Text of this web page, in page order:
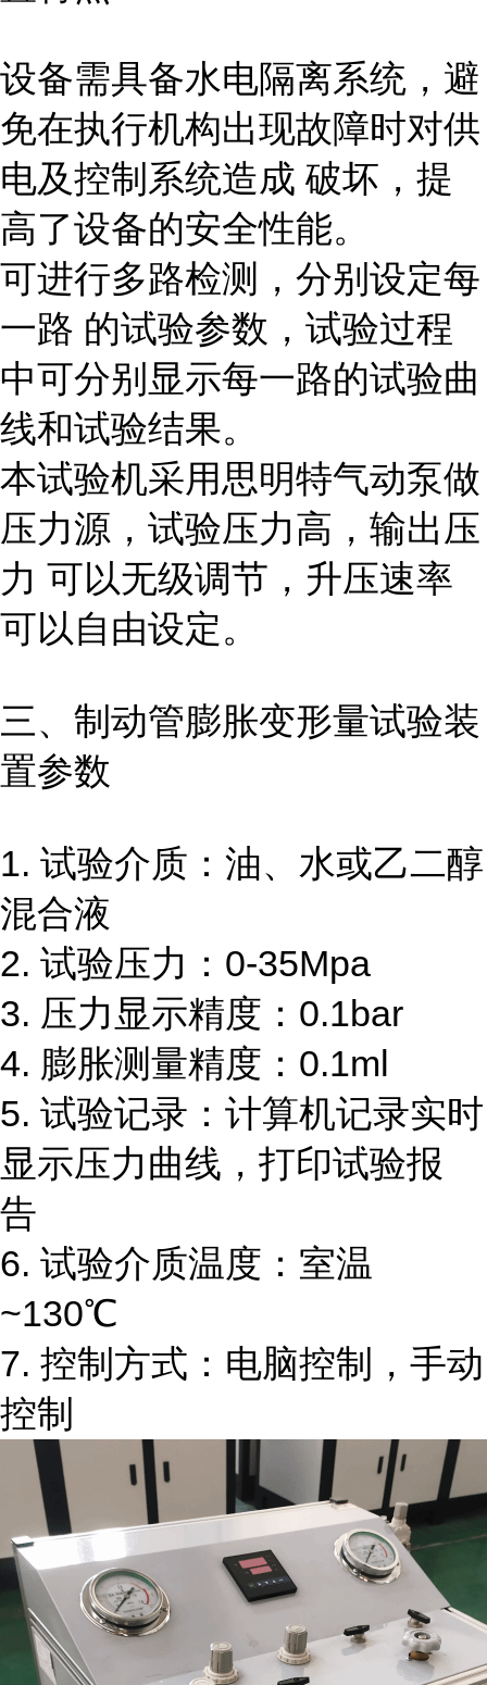
设备需具备水电隔离系统，避
免在执行机构出现故障时对供
电及控制系统造成 破坏，提
高了设备的安全性能。
可进行多路检测，分别设定每
一路 的试验参数，试验过程
中可分别显示每一路的试验曲
线和试验结果。
本试验机采用思明特气动泵做
压力源，试验压力高，输出压
力 可以无级调节，升压速率
可以自由设定。
三、 制动管膨胀变形量试验装
置参数
1. 试验介质：油、水或乙二醇
混合液
2. 试验压力：0-35Mpa
3. 压力显示精度：0.1bar
4. 膨胀测量精度：0.1ml
5. 试验记录：计算机记录实时
显示压力曲线，打印试验报
告
6. 试验介质温度：室温
~130℃
7. 控制方式：电脑控制，手动
控制